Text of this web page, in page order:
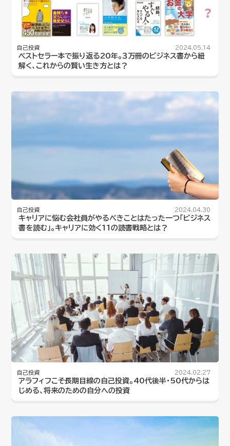
自己投資 2024.05.14
ベストセラー本で振り返る20年。３万冊のビジネス書から紐
解く、これからの賢い生き方とは？
自己投資 2024.04.30
キャリアに悩む会社員がやるべきことはたった一つ「ビジネス
書を読む」。キャリアに効く11の読書戦略とは？
自己投資 2024.02.27
アラフィフこそ長期目線の自己投資。40代後半・50代からは
じめる、将来のための自分への投資